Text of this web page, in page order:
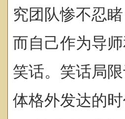
究团队惨不忍
而自己作为导
笑话。笑话局
体格外发达的